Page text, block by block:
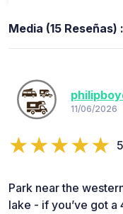
Media (15 Reseñas) :
11/06/2026
Park near the
lake - if you’ve got